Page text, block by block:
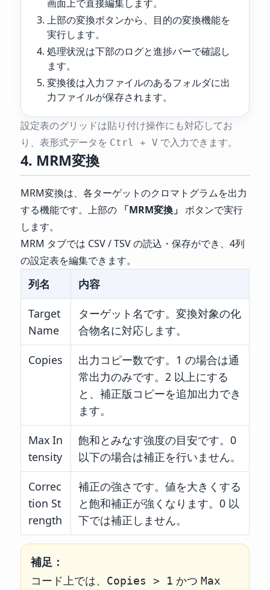
画面上で直接編集します。
上部の変換ボタンから、目的の変換機能を
実行します。
処理状況は下部のログと進捗バーで確認し
ます。
変換後は入力ファイルのあるフォルダに出
力ファイルが保存されます。
設定表のグリッドは貼り付け操作にも対応してお
り、表形式データを Ctrl + V で入力できます。
4. MRM変換
MRM変換は、各ターゲットのクロマトグラムを出力
する機能です。上部の 「MRM変換」 ボタンで実行
します。
MRM タブでは CSV / TSV の読込・保存ができ、4列
の設定表を編集できます。
列名 内容
Target
Name
ターゲット名です。変換対象の化
合物名に対応します。
Copies
出力コピー数です。1 の場合は通
常出力のみです。2 以上にする
と、補正版コピーを追加出力でき
ます。
Max In
tensity
飽和とみなす強度の目安です。0
以下の場合は補正を行いません。
Correc
tion St
rength
補正の強さです。値を大きくする
と飽和補正が強くなります。0 以
下では補正しません。
補足：
コード上では、
Copies > 1 かつ Max